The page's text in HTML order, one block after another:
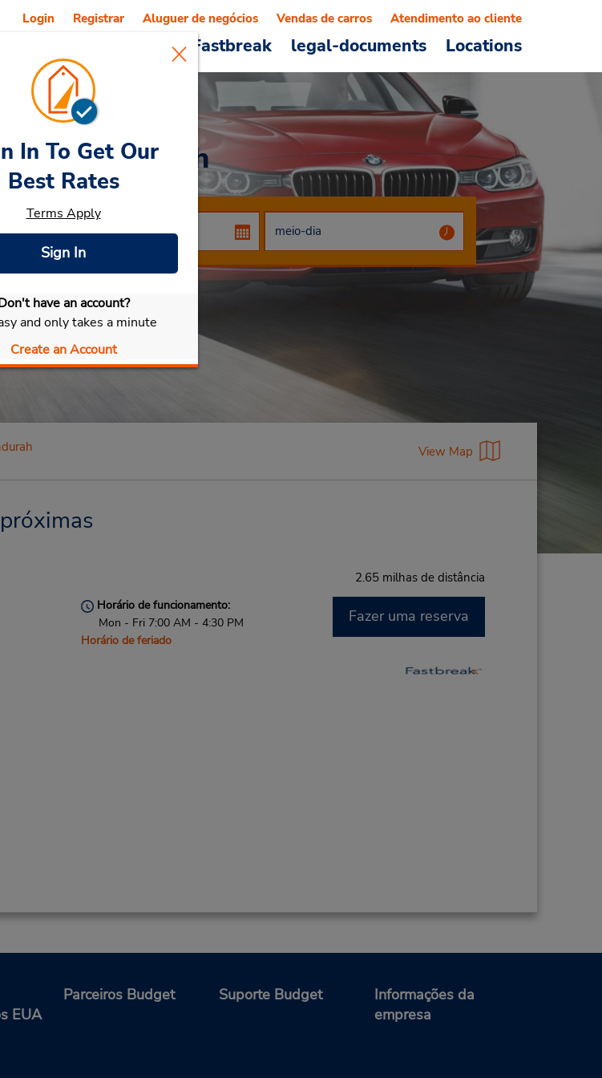
Veículos e serviços Fastbreak legal-documents Locations
Login Registrar Aluguer de negócios Vendas de carros Atendimento ao cliente
Mandurah
meu carro
In To Get Our
Best Rates
Terms Apply
Sign In
have an account?
and only takes a minute
Create an Account
View Map
2.65 milhas de distância
Horário de funcionamento:
Mon - Fri 7:00 AM - 4:30 PM
Horário de feriado
Fazer uma reserva
EUA
Parceiros Budget Suporte Budget
Informações da
empresa